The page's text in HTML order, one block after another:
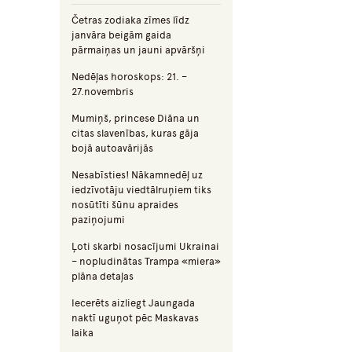
Četras zodiaka zīmes līdz
janvāra beigām gaida
pārmaiņas un jauni apvāršņi
Nedēļas horoskops: 21. –
27.novembris
Mumiņš, princese Diāna un
citas slavenības, kuras gāja
bojā autoavārijās
Nesabīsties! Nākamnedēļ uz
iedzīvotāju viedtālruņiem tiks
nosūtīti šūnu apraides
paziņojumi
Ļoti skarbi nosacījumi Ukrainai
– nopludinātas Trampa «miera»
plāna detaļas
Iecerēts aizliegt Jaungada
naktī uguņot pēc Maskavas
laika